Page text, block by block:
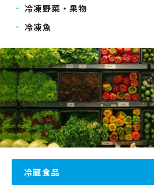
冷凍野菜・果物
冷凍魚
冷蔵食品